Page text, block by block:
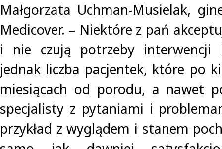
Małgorzata Uchman-Musielak,
Medicover. – Niektóre z pań
i nie czują potrzeby interwencji
jednak liczba pacjentek, które po
miesiącach od porodu, a nawet
specjalisty z pytaniami i
przykład z wyglądem i stanem